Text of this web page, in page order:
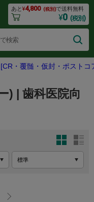
あと¥4,800 (税別)で送料無料
¥0 (税別)
・覆髄・仮封・ポストコ
) | 歯科医院向